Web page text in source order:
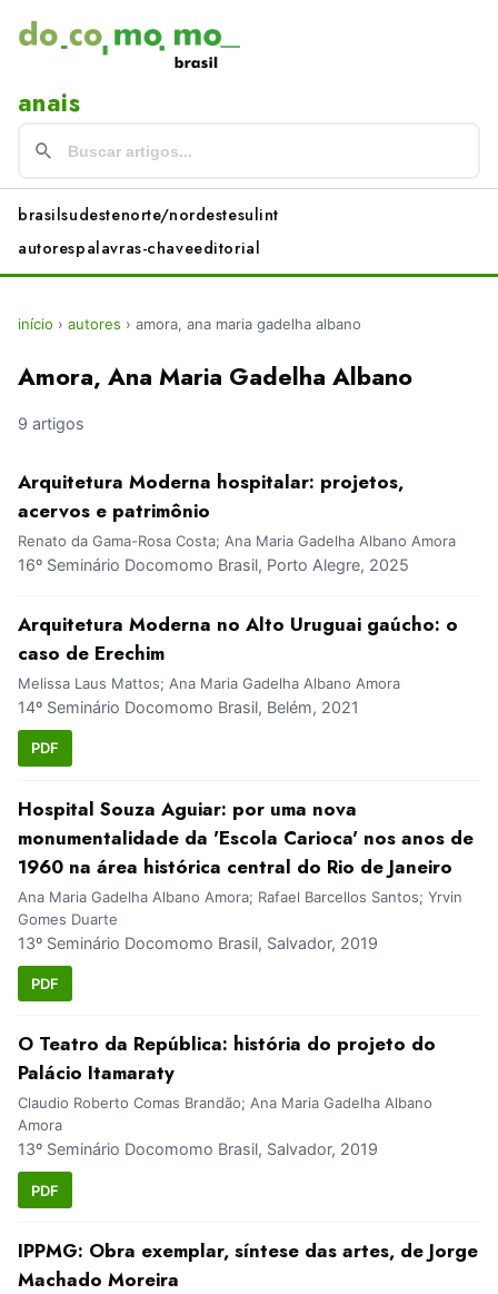
anais
brasilsudestenorte/nordestesulint
autorespalavras-chaveeditorial
início › autores › amora, ana maria gadelha albano
Amora, Ana Maria Gadelha Albano
9 artigos
Arquitetura Moderna hospitalar: projetos,
acervos e patrimônio
Renato da Gama-Rosa Costa; Ana Maria Gadelha Albano Amora
16º Seminário Docomomo Brasil, Porto Alegre, 2025
Arquitetura Moderna no Alto Uruguai gaúcho: o
caso de Erechim
Melissa Laus Mattos; Ana Maria Gadelha Albano Amora
14º Seminário Docomomo Brasil, Belém, 2021
PDF
Hospital Souza Aguiar: por uma nova
monumentalidade da 'Escola Carioca' nos anos de
1960 na área histórica central do Rio de Janeiro
Ana Maria Gadelha Albano Amora; Rafael Barcellos Santos; Yrvin
Gomes Duarte
13º Seminário Docomomo Brasil, Salvador, 2019
PDF
O Teatro da República: história do projeto do
Palácio Itamaraty
Claudio Roberto Comas Brandão; Ana Maria Gadelha Albano
Amora
13º Seminário Docomomo Brasil, Salvador, 2019
PDF
IPPMG: Obra exemplar, síntese das artes, de Jorge
Machado Moreira